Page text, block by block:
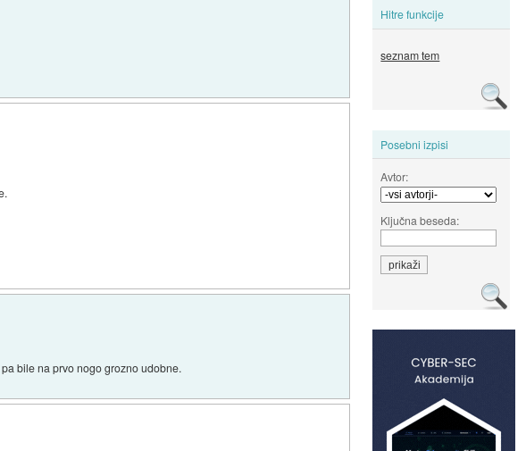
Hitre funkcije
seznam tem
Posebni izpisi
Avtor:
Ključna beseda:
bile na prvo nogo grozno udobne.